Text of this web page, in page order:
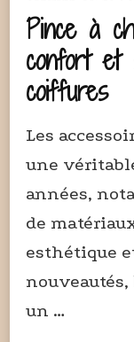
Pince à
confort et
coiffures
Les
une
années,
de
esthétique
nouveautés,
un …